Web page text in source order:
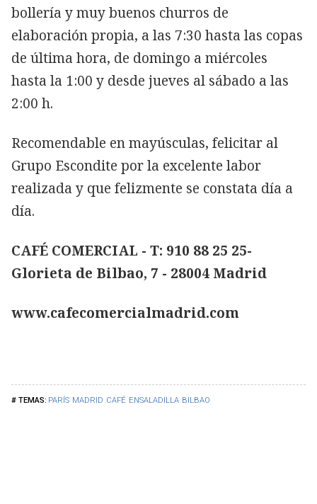
PARÍS MADRID CAFÉ ENSALADILLA BILBAO
bollería y muy buenos churros de
elaboración propia, a las 7:30 hasta las copas
de última hora, de domingo a miércoles
hasta la 1:00 y desde jueves al sábado a las
2:00 h.
Recomendable en mayúsculas, felicitar al
Grupo Escondite por la excelente labor
realizada y que felizmente se constata día a
día.
CAFÉ COMERCIAL - T: 910 88 25 25-
Glorieta de Bilbao, 7 - 28004 Madrid
www.cafecomercialmadrid.com